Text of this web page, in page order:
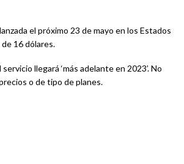
el próximo 23 de mayo en los Estados
16 dólares.
llegará ‘más adelante en 2023’. No
o de tipo de planes.